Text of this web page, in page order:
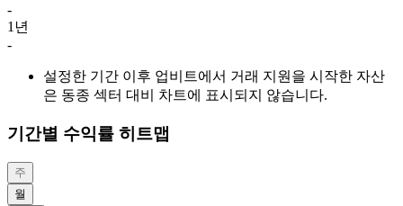
-
1년
-
설정한 기간 이후 업비트에서 거래 지원을 시작한 자산
은 동종 섹터 대비 차트에 표시되지 않습니다.
기간별 수익률 히트맵
주
월